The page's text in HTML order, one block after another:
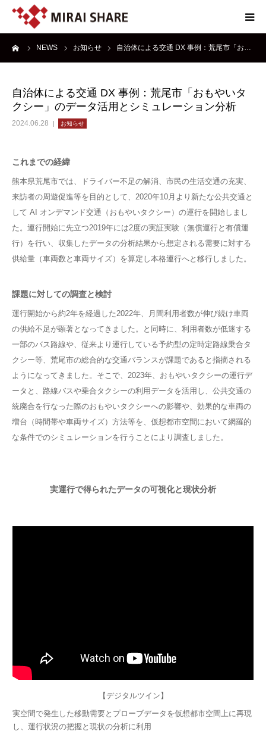
NEWS お知らせ 自治体による交通 DX 事例：荒尾市「お…
自治体による交通 DX 事例：荒尾市「おもやいタ
クシー」のデータ活用とシミュレーション分析
2024.06.28 お知らせ
これまでの経緯
熊本県荒尾市では、ドライバー不足の解消、市民の生活交通の充実、
来訪者の周遊促進等を目的として、2020年10月より新たな公共交通と
して AI オンデマンド交通（おもやいタクシー）の運行を開始しまし
た。運行開始に先立つ2019年には2度の実証実験（無償運行と有償運
行）を行い、収集したデータの分析結果から想定される需要に対する
供給量（車両数と車両サイズ）を算定し本格運行へと移行しました。
課題に対しての調査と検討
運行開始から約2年を経過した2022年、月間利用者数が伸び続け車両
の供給不足が顕著となってきました。と同時に、利用者数が低迷する
一部のバス路線や、従来より運行している予約型の定時定路線乗合タ
クシー等、荒尾市の総合的な交通バランスが課題であると指摘される
ようになってきました。そこで、2023年、おもやいタクシーの運行デ
ータと、路線バスや乗合タクシーの利用データを活用し、公共交通の
統廃合を行なった際のおもやいタクシーへの影響や、効果的な車両の
増台（時間帯や車両サイズ）方法等を、仮想都市空間において網羅的
な条件でのシミュレーションを行うことにより調査しました。
実運行で得られたデータの可視化と現状分析
【デジタルツイン】
実空間で発生した移動需要とプローブデータを仮想都市空間上に再現
し、運行状況の把握と現状の分析に利用
NEWS
SERVICE
ABOUT